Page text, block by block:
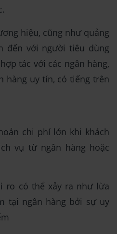
hiệu, cũng như quảng
đến với người tiêu dùng
tác với các ngân hàng,
hàng uy tín, có tiếng trên
chi phí lớn khi khách
vụ từ ngân hàng hoặc
ro có thể xảy ra như lừa
tại ngân hàng bởi sự uy